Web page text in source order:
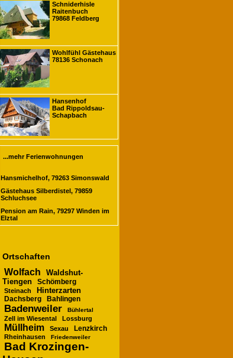
Schniderhisle
Raitenbuch
79868 Feldberg
Wohlfühl Gästehaus
78136 Schonach
Hansenhof
Bad Rippoldsau-
Schapbach
...mehr Ferienwohnungen
Hansmichelhof, 79263 Simonswald
Gästehaus Silberdistel, 79859
Schluchsee
Pension am Rain, 79297 Winden im
Elztal
Ortschaften
Wolfach
Waldshut-
Tiengen
Schömberg
Steinach Hinterzarten
Dachsberg Bahlingen
Badenweiler Bühlertal
Zell im Wiesental Lossburg
Müllheim Sexau Lenzkirch
Rheinhausen Friedenweiler
Bad Krozingen-